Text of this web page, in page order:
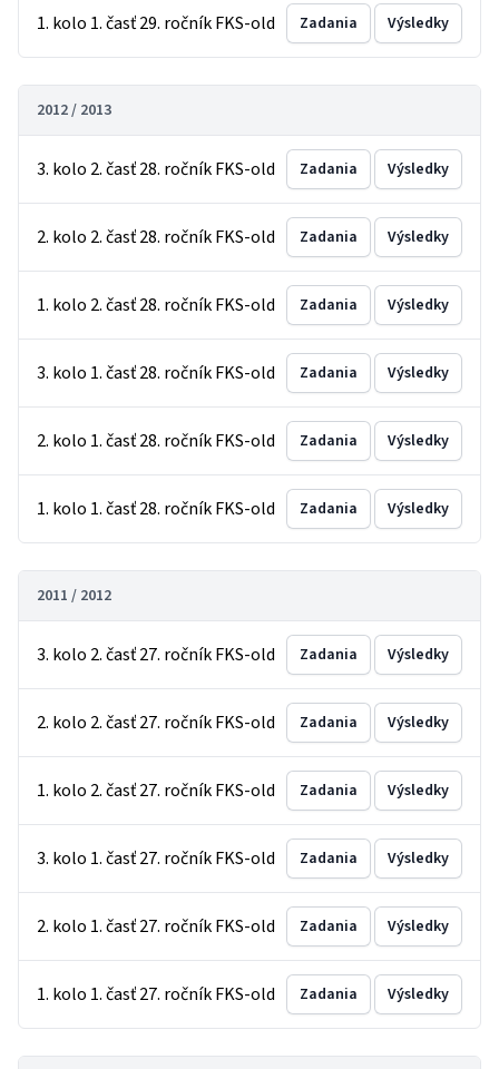
1. kolo 1. časť 29. ročník FKS-old Zadania Výsledky
2012 / 2013
3. kolo 2. časť 28. ročník FKS-old Zadania Výsledky
2. kolo 2. časť 28. ročník FKS-old Zadania Výsledky
1. kolo 2. časť 28. ročník FKS-old Zadania Výsledky
3. kolo 1. časť 28. ročník FKS-old Zadania Výsledky
2. kolo 1. časť 28. ročník FKS-old Zadania Výsledky
1. kolo 1. časť 28. ročník FKS-old Zadania Výsledky
2011 / 2012
3. kolo 2. časť 27. ročník FKS-old Zadania Výsledky
2. kolo 2. časť 27. ročník FKS-old Zadania Výsledky
1. kolo 2. časť 27. ročník FKS-old Zadania Výsledky
3. kolo 1. časť 27. ročník FKS-old Zadania Výsledky
2. kolo 1. časť 27. ročník FKS-old Zadania Výsledky
1. kolo 1. časť 27. ročník FKS-old Zadania Výsledky